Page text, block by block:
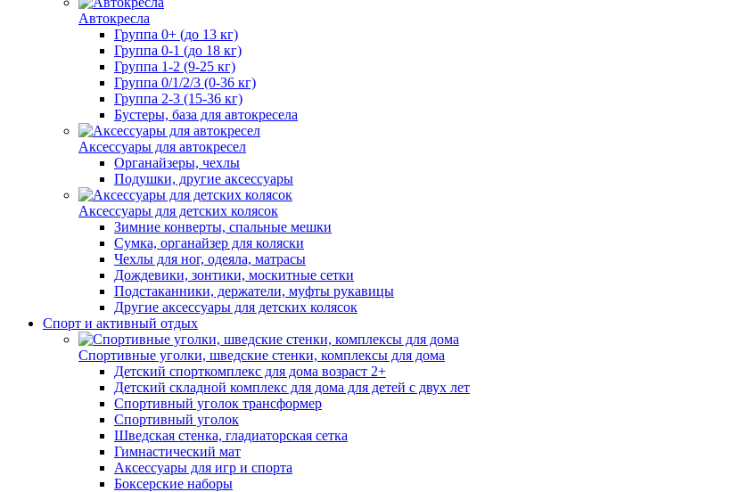
Автокресла
Группа 0+ (до 13 кг)
Группа 0-1 (до 18 кг)
Группа 1-2 (9-25 кг)
Группа 0/1/2/3 (0-36 кг)
Группа 2-3 (15-36 кг)
Бустеры, база для автокресела
Аксессуары для автокресел
Органайзеры, чехлы
Подушки, другие аксессуары
Аксессуары для детских колясок
Зимние конверты, спальные мешки
Сумка, органайзер для коляски
Чехлы для ног, одеяла, матрасы
Дождевики, зонтики, москитные сетки
Подстаканники, держатели, муфты рукавицы
Другие аксессуары для детских колясок
Спорт и активный отдых
Спортивные уголки, шведские стенки, комплексы для дома
Детский спорткомплекс для дома возраст 2+
Детский складной комплекс для дома для детей с двух лет
Спортивный уголок трансформер
Спортивный уголок
Шведская стенка, гладиаторская сетка
Гимнастический мат
Аксессуары для игр и спорта
Боксерские наборы